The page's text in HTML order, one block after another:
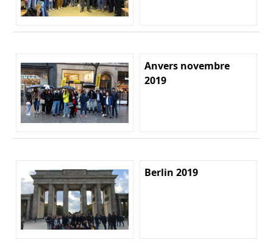
Anvers novembre
2019
Berlin 2019